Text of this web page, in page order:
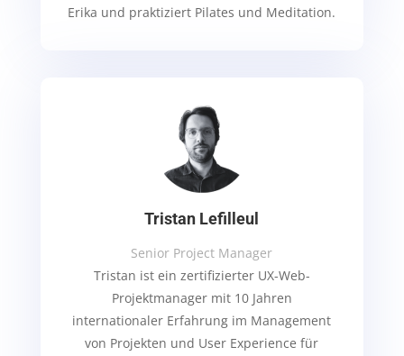
Erika und praktiziert Pilates und Meditation.
Tristan Lefilleul
Senior Project Manager
Tristan ist ein zertifizierter UX-Web-
Projektmanager mit 10 Jahren
internationaler Erfahrung im Management
von Projekten und User Experience für